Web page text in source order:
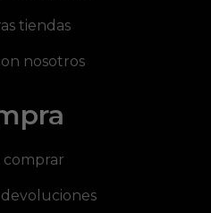
tiendas
nosotros
comprar
devoluciones